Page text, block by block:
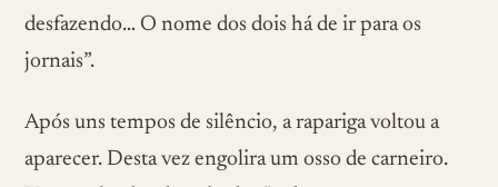
desfazendo… O nome dos dois há de ir para os
jornais”.
Após uns tempos de silêncio, a rapariga voltou a
aparecer. Desta vez engolira um osso de carneiro.